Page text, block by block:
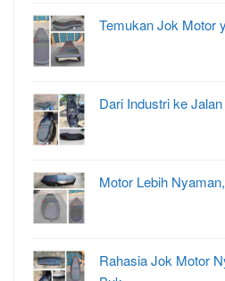
Temukan Jok Motor
Dari Industri ke
Motor Lebih
Rahasia Jok Motor